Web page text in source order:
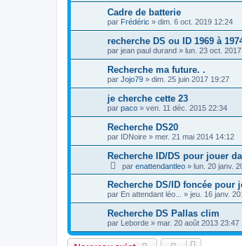
Cadre de batterie
par Frédéric » dim. 6 oct. 2019 12:24
recherche DS ou ID 1969 à
par jean paul durand » lun. 23 oct.
Recherche ma future. .
par Jojo79 » dim. 25 juin 2017 19:27
je cherche cette 23
par paco » ven. 11 déc. 2015 22:34
Recherche DS20
par IDNoire » mer. 21 mai 2014 14:12
Recherche ID/DS pour jouer
par enattendantleo » lun. 20 janv.
Recherche DS/ID foncée pour
par En attendant léo... » jeu. 16 janv.
Recherche DS Pallas clim
par Leborde » mar. 20 août 2013 23:47